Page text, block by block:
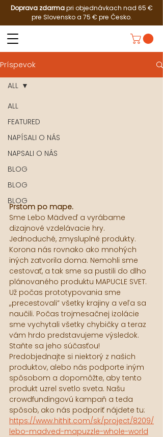
Doprava zdarmapri objednávkach nad 65 €
pre Slovensko a 75 € pre Česko.
Príspevok
ALL
FEATURED
NAPÍSALI O NÁS
NAPSALI O NÁS
BLOG
BLOG
BLOG
ALL
Prstom po mape.
Sme Lebo Mädveď a vyrábame
dizajnové vzdelávacie hry.
Jednoduché, zmysluplné produkty.
Korona nás rovnako ako mnohých
iných zatvorila doma. Nemohli sme
cestovať, a tak sme sa pustili do dlho
plánovaného produktu MAPUCLE SVET.
Už počas prototypovania sme
„precestovali” všetky krajiny a veľa sa
naučili. Počas trojmesačnej izolácie
sme vychytali všetky chybičky a teraz
vám hrdo predstavujeme výsledok.
Staňte sa jeho súčasťou!
Predobjednajte si niektorý z našich
produktov, alebo nás podporte iným
spôsobom a dopomôžte, aby tento
produkt uzrel svetlo sveta. Našu
crowdfundingovú kampaň a teda
spôsob, ako nás podporiť nájdete tu:
https://www.hithit.com/sk/project/8209/
lebo-madved-mapuzzle-whole-world